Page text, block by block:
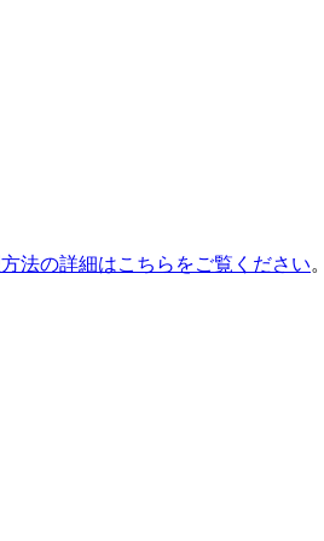
法の詳細はこちらをご覧ください。